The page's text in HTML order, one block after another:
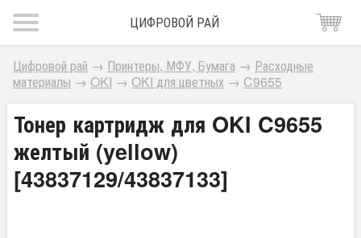
ЦИФРОВОЙ РАЙ
Цифровой рай → Принтеры, МФУ, Бумага → Расходные
материалы → OKI → OKI для цветных → C9655
Тонер картридж для OKI C9655
желтый (yellow)
[43837129/43837133]